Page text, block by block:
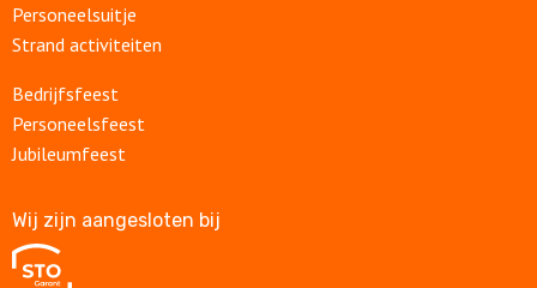
Personeelsuitje
Strand activiteiten
Bedrijfsfeest
Personeelsfeest
Jubileumfeest
Wij zijn aangesloten bij